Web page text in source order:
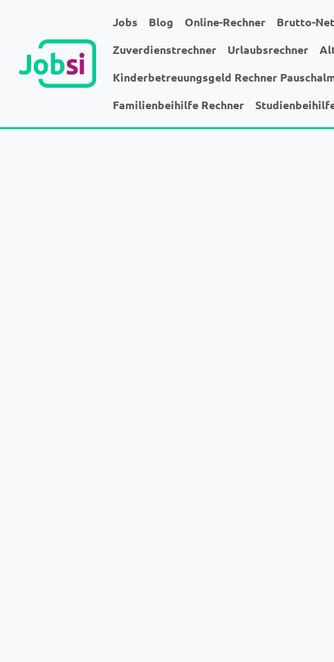
Jobs Blog Online-Rechner
Brutto-
Zuverdienstrechner
Urlaubsrechner
Kinderbetreuungsgeld Rechner
Familienbeihilfe Rechner